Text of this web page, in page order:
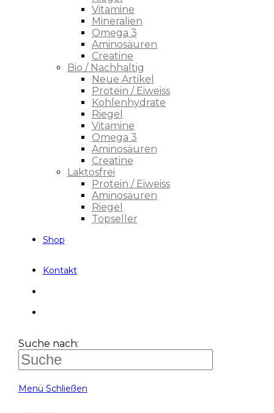
Vitamine
Mineralien
Omega 3
Aminosäuren
Creatine
Bio / Nachhaltig
Neue Artikel
Protein / Eiweiss
Kohlenhydrate
Riegel
Vitamine
Omega 3
Aminosäuren
Creatine
Laktosfrei
Protein / Eiweiss
Aminosäuren
Riegel
Topseller
Shop
Kontakt
Suche nach:
Menü Schließen